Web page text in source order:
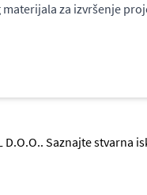
za izvršenje
D.O.O.. Saznajte